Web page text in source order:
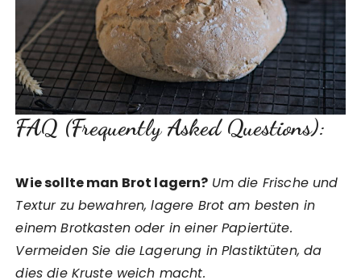
FAQ (Frequently Asked Questions):
Wie sollte man Brot lagern? Um die Frische und
Textur zu bewahren, lagere Brot am besten in
einem Brotkasten oder in einer Papiertüte.
Vermeiden Sie die Lagerung in Plastiktüten, da
dies die Kruste weich macht.